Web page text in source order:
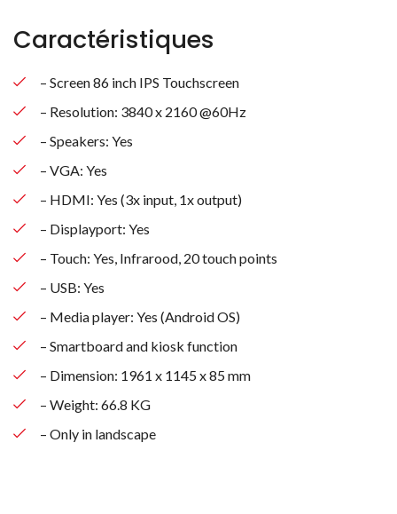
Caractéristiques
– Screen 86 inch IPS Touchscreen
– Resolution: 3840 x 2160 @60Hz
– Speakers: Yes
– VGA: Yes
– HDMI: Yes (3x input, 1x output)
– Displayport: Yes
– Touch: Yes, Infrarood, 20 touch points
– USB: Yes
– Media player: Yes (Android OS)
– Smartboard and kiosk function
– Dimension: 1961 x 1145 x 85 mm
– Weight: 66.8 KG
– Only in landscape